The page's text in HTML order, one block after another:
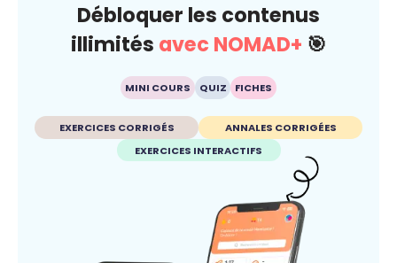
Débloquer les contenus
illimités avec NOMAD+ 🎯
MINI COURS QUIZ FICHES
EXERCICES CORRIGÉS
ANNALES CORRIGÉES
EXERCICES INTERACTIFS